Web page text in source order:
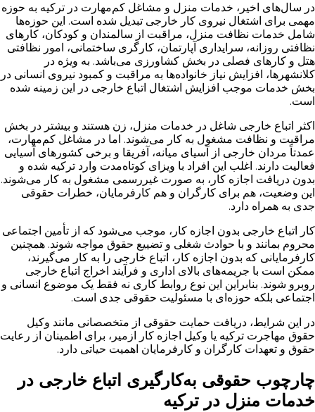
در سال‌های اخیر، خدمات منزل و مشاغل کم‌مهارت در ترکیه به حوزه
مهمی برای اشتغال نیروی کار خارجی تبدیل شده است. این حوزه‌ها
شامل خدمات نظافت منزل، مراقبت از سالمندان و کودکان، کارهای
نظافتی روزانه، سرایداری آپارتمان، کارگری ساختمانی، امور نظافتی
هتل و کارهای فصلی در بخش کشاورزی می‌باشد. به ویژه در
کلانشهرها، افزایش نیاز خانواده‌ها به مراقبت و کمبود نیروی انسانی در
بخش خدمات موجب افزایش اشتغال اتباع خارجی در این زمینه شده
است.
اکثر اتباع خارجی شاغل در خدمات منزل، زن هستند و بیشتر در بخش
مراقبت و نظافت مشغول به کار می‌شوند. اما در مشاغل کم‌مهارت،
عمدتاً مردان خارجی از آسیای میانه، آفریقا و برخی کشورهای آسیایی
فعالیت دارند. اغلب این افراد با ویزای کوتاه‌مدت وارد ترکیه شده و
بدون دریافت اجازه کار، به صورت غیررسمی مشغول به کار می‌شوند.
این وضعیت، هم برای کارگران و هم کارفرمایان، خطرات حقوقی
جدی به همراه دارد.
کار اتباع خارجی بدون اجازه کار، موجب می‌شود که از تأمین اجتماعی
محروم بمانند و با حوادث شغلی و تضییع حقوق مواجه شوند. همچنین
کارفرمایانی که بدون اجازه کار، اتباع خارجی را به کار می‌گیرند،
ممکن است با جریمه‌های بالای اداری و فرآیند اخراج اتباع خارجی
روبرو شوند. بنابراین این نوع روابط کاری نه فقط یک موضوع انسانی و
اجتماعی بلکه حوزه‌ای با مسئولیت حقوقی جدی است.
در این شرایط، دریافت حمایت حقوقی از متخصصانی مانند وکیل
حقوق مهاجرت ترکیه یا وکیل اجازه کار ازمیر، برای اطمینان از رعایت
حقوق و تعهدات کارگران و کارفرمایان اهمیت حیاتی دارد.
چارچوب حقوقی به‌کارگیری اتباع خارجی در
خدمات منزل در ترکیه